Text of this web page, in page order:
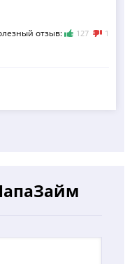
отзыв: 127 1